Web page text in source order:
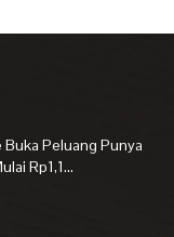
Peluang Punya
Rp1,1...